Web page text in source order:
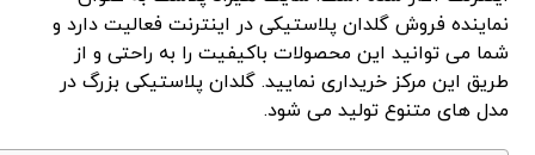
نماینده فروش گلدان پلاستیکی در اینترنت فعالیت دارد و
شما می توانید این محصولات باکیفیت را به راحتی و از
طریق این مرکز خریداری نمایید. گلدان پلاستیکی بزرگ در
مدل های متنوع تولید می شود.